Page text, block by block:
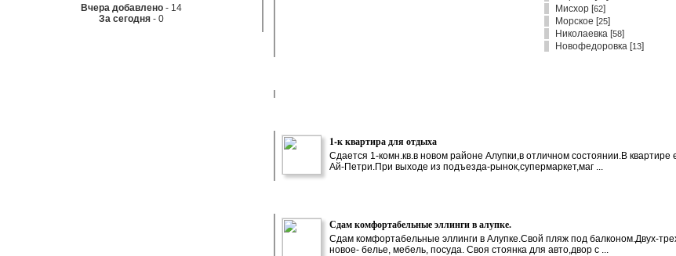
Мисхор[62]
Морское [25]
Николаевка[58]
Новофедоровка[13]
1-к квартира для отдыха
Сдается 1-комн.кв.в новом районе Алупки,в отличном состоянии.В
Ай-Петри.При выходе из подъезда-рынок,супермаркет,маг ...
Сдам комфортабельные эллинги в алупке.
Сдам комфортабельные эллинги в Алупке.Свой пляж под балконом.Двух-
новое- белье, мебель, посуда. Своя стоянка для авто,двор с ...
Вчера добавлено- 14
За сегодня- 0